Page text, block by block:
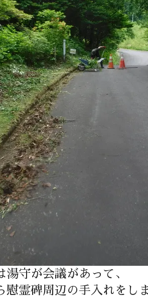
湯守が会議があって、
慰霊碑周辺の手入れをし